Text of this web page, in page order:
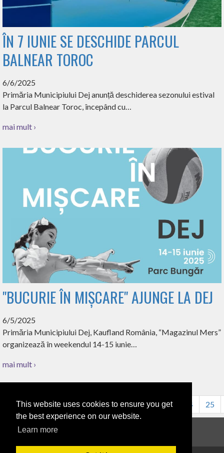
This website uses cookies to ensure you get
the best experience on our website.
Learn more
ÎN 7 IUNIE SE DESCHIDE PARCUL
BALNEAR TOROC
6/6/2025
Primăria Municipiului Dej anunță deschiderea sezonului estival
la Parcul Balnear Toroc, începând cu…
mai mult ›
"BUCURIE ÎN MIȘCARE" AJUNGE LA DEJ
6/5/2025
Primăria Municipiului Dej, Kaufland România, “Magazinul Mers”
organizează în weekendul 14-15 iunie…
mai mult ›
16 17 18 19 20 21 22 23 24 25
Anunțuri